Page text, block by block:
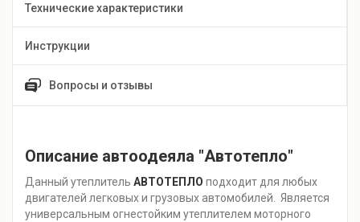
Технические характеристики
Инструкции
Вопросы и отзывы
Описание автоодеяла "Автотепло"
Данный утеплитель АВТОТЕПЛО подходит для любых
двигателей легковых и грузовых автомобилей. Является
универсальным огнестойким утеплителем моторного